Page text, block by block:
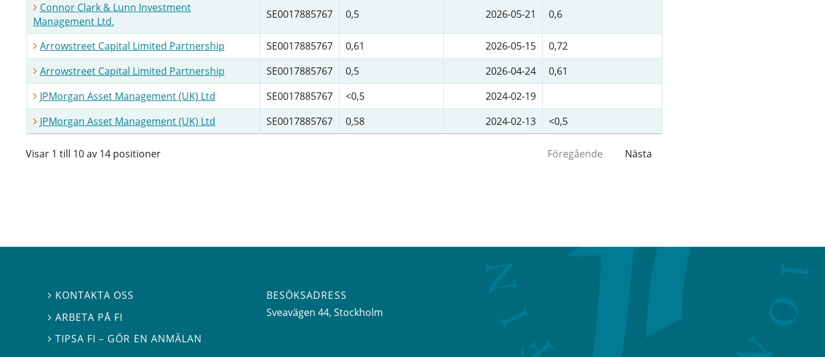
Connor Clark & Lunn Investment
Management Ltd.
SE0017885767 0,5 2026-05-21 0,6
Arrowstreet Capital Limited Partnership SE0017885767 0,61 2026-05-15
0,72
Arrowstreet Capital Limited Partnership
SE0017885767 0,5 2026-04-24
0,61
JPMorgan Asset Management (UK) Ltd
SE0017885767 <0,5
2024-02-19
JPMorgan Asset Management (UK) Ltd
SE0017885767 0,58 2024-02-13 <0,5
Visar 1 till 10 av 14 positioner Föregående Nästa
 KONTAKTA OSS
 ARBETA PÅ FI
TIPSA FI – GÖR EN ANMÄLAN
BESÖKSADRESS
Sveavägen 44, Stockholm